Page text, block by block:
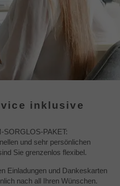
inklusive
SORGLOS-PAKET:
und sehr persönlichen
Sie grenzenlos flexibel.
Einladungen und Dankeskarten
nach all Ihren Wünschen.